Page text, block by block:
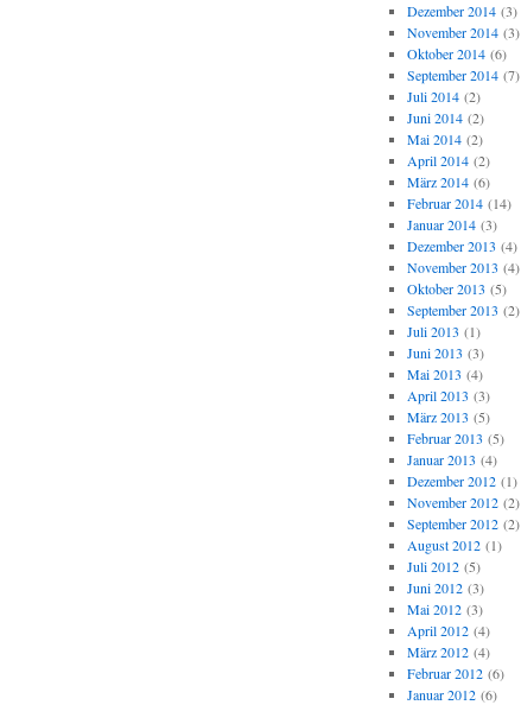
Dezember 2014(3)
November 2014(3)
Oktober 2014(6)
September 2014(7)
Juli 2014(2)
Juni 2014(2)
Mai 2014(2)
April 2014(2)
März 2014(6)
Februar 2014(14)
Januar 2014(3)
Dezember 2013 (4)
November 2013 (4)
Oktober 2013 (5)
September 2013 (2)
Juli 2013 (1)
Juni 2013 (3)
Mai 2013 (4)
April 2013 (3)
März 2013 (5)
Februar 2013 (5)
Januar 2013 (4)
Dezember 2012(1)
November 2012(2)
September 2012(2)
August 2012(1)
Juli 2012(5)
Juni 2012(3)
Mai 2012(3)
April 2012(4)
März 2012(4)
Februar 2012(6)
Januar 2012(6)